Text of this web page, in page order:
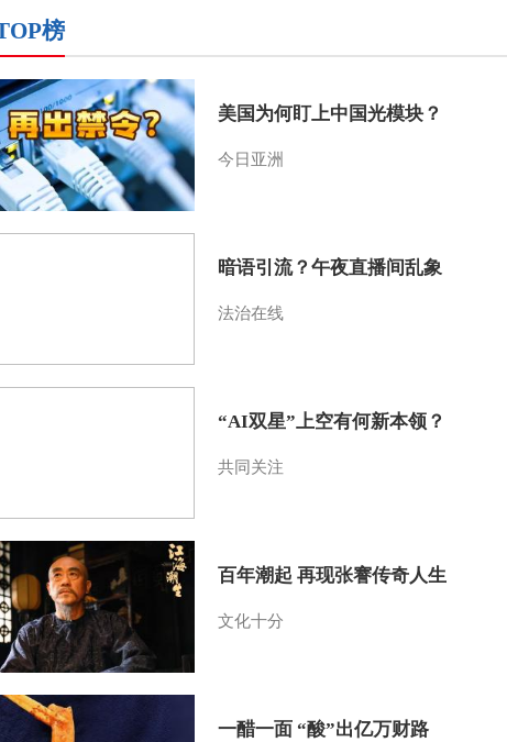
榜
美国为何盯上中国光模块？
今日亚洲
暗语引流？午夜直播间乱象
法治在线
“AI双星”上空有何新本领？
共同关注
百年潮起 再现张謇传奇人生
文化十分
一醋一面 “酸”出亿万财路